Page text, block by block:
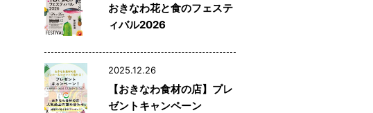
おきなわ花と食のフェステ
ィバル2026
2025.12.26
【おきなわ食材の店】プレ
ゼントキャンペーン